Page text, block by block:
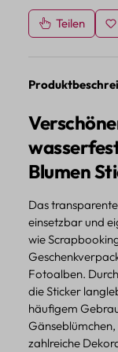
Teilen
Blumen
Das
einsetzbar und
wie
Fotoalben.
die Sticker
häufigem
zahlreiche